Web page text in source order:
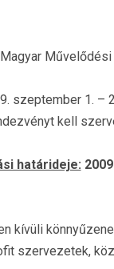
Magyar
szeptember 1. –
kell
határideje:
kívüli
szervezetek,